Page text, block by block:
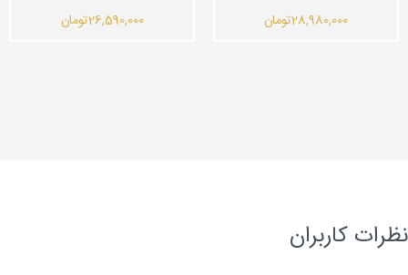
26,590,000تومان 28,980,000تومان
کاربران